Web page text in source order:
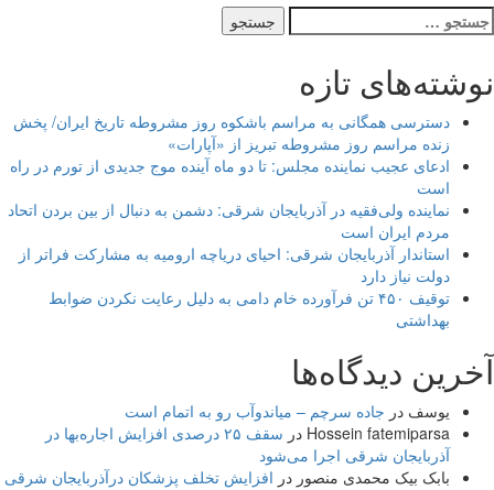
نوشته‌های تازه
دسترسی همگانی به مراسم باشکوه روز مشروطه تاریخ ایران/ پخش
زنده مراسم روز مشروطه تبریز از «آپارات»
ادعای عجیب نماینده مجلس: تا دو ماه آینده موج جدیدی از تورم در راه
است
نماینده ولی‌فقیه در آذربایجان شرقی: دشمن به دنبال از بین بردن اتحاد
مردم ایران است
استاندار آذربایجان شرقی: احیای دریاچه ارومیه به مشارکت فراتر از
دولت نیاز دارد
توقیف ۴۵۰ تن فرآورده خام دامی به دلیل رعایت نکردن ضوابط
بهداشتی
آخرین دیدگاه‌ها
یوسف در جاده سرچم – میاندوآب رو به اتمام است
Hossein fatemiparsa در
سقف ۲۵ درصدی افزایش اجاره‌بها در
آذربایجان شرقی اجرا می‌شود
بابک بیک محمدی منصور در افزایش تخلف پزشکان درآذربایجان شرقی